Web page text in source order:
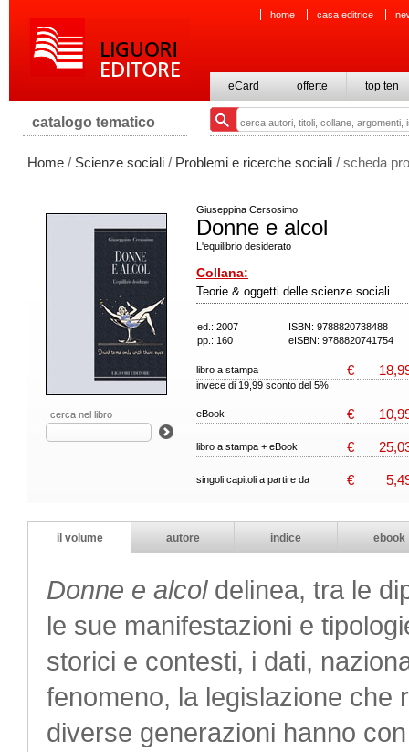
home casa editrice
eCard offerte top ten
catalogo tematico
Home / Scienze sociali / Problemi e ricerche sociali / scheda
cerca nel libro
Giuseppina Cersosimo
Donne e alcol
L'equilibrio desiderato
Collana:
Teorie & oggetti delle scienze sociali
ed.: 2007
ISBN: 9788820738488
pp.: 160
eISBN: 9788820741754
libro a stampa €
invece di 19,99 sconto del 5%.
eBook €
libro a stampa + eBook €
singoli capitoli a partire da €
il volume autore indice ebook
Donne e alcoldelinea, tra le
le sue manifestazioni e
storici e contesti, i dati,
fenomeno, la legislazione che
diverse generazioni hanno